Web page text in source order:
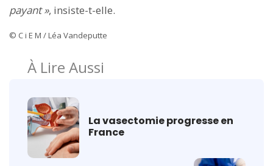
payant », insiste-t-elle.
© C i E M / Léa Vandeputte
À Lire Aussi
La vasectomie progresse en
France